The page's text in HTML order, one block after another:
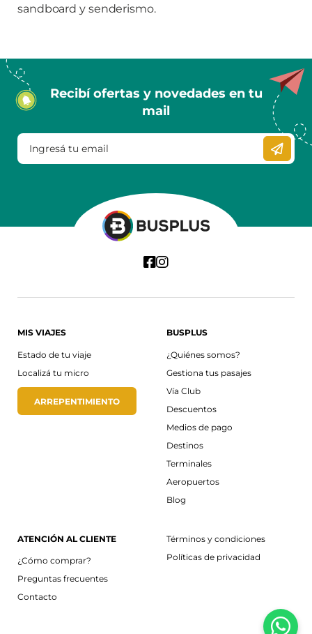
sandboard y senderismo.
Recibí ofertas y novedades en tu
mail
MIS VIAJES
Estado de tu viaje
Localizá tu micro
ARREPENTIMIENTO
BUSPLUS
¿Quiénes somos?
Gestiona tus pasajes
Vía Club
Descuentos
Medios de pago
Destinos
Terminales
Aeropuertos
Blog
ATENCIÓN AL CLIENTE
¿Cómo comprar?
Preguntas frecuentes
Contacto
Términos y condiciones
Políticas de privacidad